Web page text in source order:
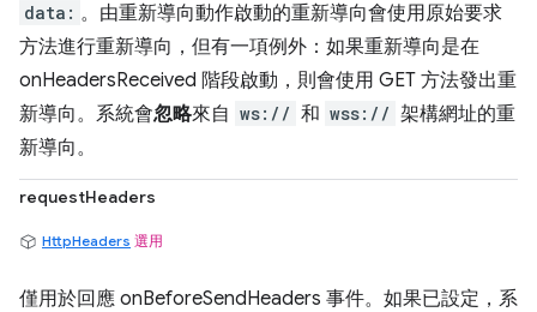
data: 。由重新導向動作啟動的重新導向會使用原始要求
方法進行重新導向，但有一項例外：如果重新導向是在
onHeadersReceived 階段啟動，則會使用 GET 方法發出重
新導向。系統會忽略來自 ws:// 和 wss:// 架構網址的重
新導向。
requestHeaders
HttpHeaders 選用
僅用於回應 onBeforeSendHeaders 事件。如果已設定，系